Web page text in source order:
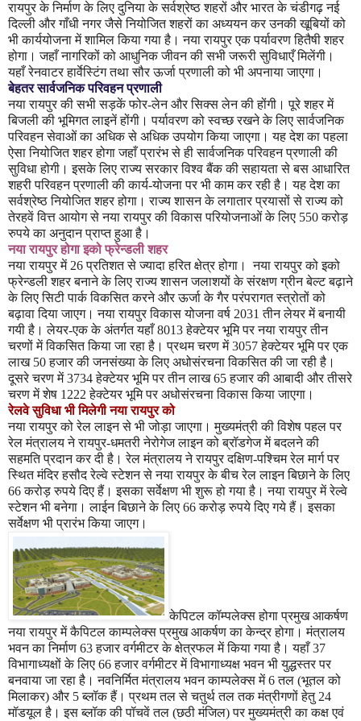
रायपुर के निर्माण के लिए दुनिया के सर्वश्रेष्ठ शहरों और भारत के चंडीगढ़ नई
दिल्ली और गाँधी नगर जैसे नियोजित शहरों का अध्ययन कर उनकी खूबियों को
भी कार्ययोजना में शामिल किया गया है। नया रायपुर एक पर्यावरण हितैषी शहर
होगा। जहाँ नागरिकों को आधुनिक जीवन की सभी जरूरी सुविधाएँ मिलेंगी।
यहाँ रेनवाटर हार्वेस्टिंग तथा सौर ऊर्जा प्रणाली को भी अपनाया जाएगा।
बेहतर सार्वजनिक परिवहन प्रणाली
नया रायपुर की सभी सड़कें फोर-लेन और सिक्स लेन की होंगी। पूरे शहर में
बिजली की भूमिगत लाइनें होंगी। पर्यावरण को स्वच्छ रखने के लिए सार्वजनिक
परिवहन सेवाओं का अधिक से अधिक उपयोग किया जाएगा। यह देश का पहला
ऐसा नियोजित शहर होगा जहाँ प्रारंभ से ही सार्वजनिक परिवहन प्रणाली की
सुविधा होगी। इसके लिए राज्य सरकार विश्व बैंक की सहायता से बस आधारित
शहरी परिवहन प्रणाली की कार्य-योजना पर भी काम कर रही है। यह देश का
सर्वश्रेष्ठ नियोजित शहर होगा। राज्य शासन के लगातार प्रयासों से राज्य को
तेरहवें वित्त आयोग से नया रायपुर की विकास परियोजनाओं के लिए 550करोड़
रुपये का अनुदान प्राप्त हुआ है।
नया रायपुर होगा इको फ्रेन्डली शहर
नया रायपुर में 26प्रतिशत से ज्यादा हरित क्षेत्र होगा।
नया रायपुर को इको
फ्रेन्डली शहर बनाने के लिए राज्य शासन जलाशयों के संरक्षण ग्रीन बेल्ट बढ़ाने
के लिए सिटी पार्क विकसित करने और ऊर्जा के गैर परंपरागत स्त्रोतों को
बढ़ावा दिया जाएग। नया रायपुर विकास योजना वर्ष 2031 तीन लेयर में बनायी
गयी है। लेयर-एक के अंतर्गत यहाँ8013हेक्टेयर भूमि पर नया रायपुर तीन
चरणों में विकसित किया जा रहा है। प्रथम चरण में3057हेक्टेयर भूमि पर एक
लाख 50हजार की जनसंख्या के लिए अधोसंरचना विकसित की जा रही है।
दूसरे चरण में3734हेक्टेयर भूमि पर तीन लाख65हजार की आबादी और तीसरे
चरण में शेष 1222 हेक्टेयर भूमि पर अधोसंरचना विकास किया जाएगा।
रेलवे सुविधा भी मिलेगी नया रायपुर को
नया रायपुर को रेल लाइन से भी जोड़ा जाएगा। मुख्यमंत्री की विशेष पहल पर
रेल मंत्रालय ने रायपुर-धमतरी नेरोगेज लाइन को ब्रॉडगेज में बदलने की
सहमति प्रदान कर दी है। रेल मंत्रालय ने रायपुर दक्षिण-पश्चिम रेल मार्ग पर
स्थित मंदिर हसौद रेल्वे स्टेशन से नया रायपुर के बीच रेल लाइन बिछाने के लिए
66करोड़ रुपये दिए हैं। इसका सर्वेक्षण भी शुरू हो गया है। नया रायपुर में रेल्वे
स्टेशन भी बनेगा। लाईन बिछाने के लिए 66करोड़ रुपये दिए गये हैं। इसका
सर्वेक्षण भी प्रारंभ किया जाएग।
केपिटल कॉम्पलेक्स होगा प्रमुख आकर्षण
नया रायपुर में कैपिटल काम्पलेक्स प्रमुख आकर्षण का केन्द्र होगा। मंत्रालय
भवन का निर्माण 63हजार वर्गमीटर के क्षेत्रफल में किया गया है। यहाँ37
विभागाध्यक्षों के लिए 66हजार वर्गमीटर में विभागाध्यक्ष भवन भी युद्धस्तर पर
बनवाया जा रहा है। नवनिर्मित मंत्रालय भवन काम्पलेक्स में6तल (भूतल को
मिलाकर) और 5ब्लॉक हैं। प्रथम तल से चतुर्थ तल तक मंत्रीगणों हेतु 24
मॉडयूल है। इस ब्लॉक की पॉचवें तल (छठी मंजिल) पर मुख्यमंत्री का कक्ष एवं